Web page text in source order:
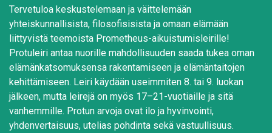
Tervetuloa keskustelemaan ja väittelemään
yhteiskunnallisista, filosofisisista ja omaan elämään
liittyvistä teemoista Prometheus-aikuistumisleirille!
Protuleiri antaa nuorille mahdollisuuden saada tukea oman
elämänkatsomuksensa rakentamiseen ja elämäntaitojen
kehittämiseen. Leiri käydään useimmiten 8. tai 9. luokan
jälkeen, mutta leirejä on myös 17–21-vuotiaille ja sitä
vanhemmille. Protun arvoja ovat ilo ja hyvinvointi,
yhdenvertaisuus, utelias pohdinta sekä vastuullisuus.